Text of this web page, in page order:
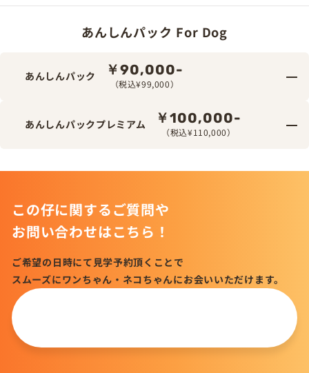
あんしんパック For Dog
あんしんパック ￥90,000-
（税込¥99,000）
あんしんパックプレミアム ￥100,000-
（税込¥110,000）
この仔に関するご質問や
お問い合わせはこちら！
ご希望の日時にて見学予約頂くことで
スムーズにワンちゃん・ネコちゃんにお会いいただけます。